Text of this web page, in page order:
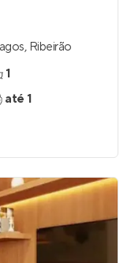
, Ribeirão
1
até 1